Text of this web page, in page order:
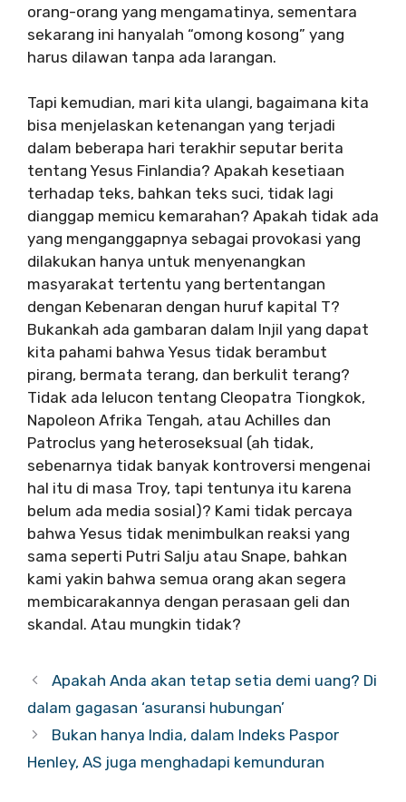
orang-orang yang mengamatinya, sementara
sekarang ini hanyalah “omong kosong” yang
harus dilawan tanpa ada larangan.
Tapi kemudian, mari kita ulangi, bagaimana kita
bisa menjelaskan ketenangan yang terjadi
dalam beberapa hari terakhir seputar berita
tentang Yesus Finlandia? Apakah kesetiaan
terhadap teks, bahkan teks suci, tidak lagi
dianggap memicu kemarahan? Apakah tidak ada
yang menganggapnya sebagai provokasi yang
dilakukan hanya untuk menyenangkan
masyarakat tertentu yang bertentangan
dengan Kebenaran dengan huruf kapital T?
Bukankah ada gambaran dalam Injil yang dapat
kita pahami bahwa Yesus tidak berambut
pirang, bermata terang, dan berkulit terang?
Tidak ada lelucon tentang Cleopatra Tiongkok,
Napoleon Afrika Tengah, atau Achilles dan
Patroclus yang heteroseksual (ah tidak,
sebenarnya tidak banyak kontroversi mengenai
hal itu di masa Troy, tapi tentunya itu karena
belum ada media sosial)? Kami tidak percaya
bahwa Yesus tidak menimbulkan reaksi yang
sama seperti Putri Salju atau Snape, bahkan
kami yakin bahwa semua orang akan segera
membicarakannya dengan perasaan geli dan
skandal. Atau mungkin tidak?
Apakah Anda akan tetap setia demi uang? Di
dalam gagasan ‘asuransi hubungan’
Bukan hanya India, dalam Indeks Paspor
Henley, AS juga menghadapi kemunduran